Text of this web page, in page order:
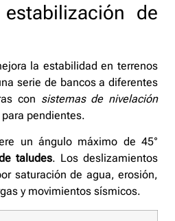
de
la estabilidad en terrenos
serie de bancos a diferentes
con sistemas de nivelación
pendientes.
un ángulo máximo de 45°
taludes. Los deslizamientos
saturación de agua, erosión,
y movimientos sísmicos.